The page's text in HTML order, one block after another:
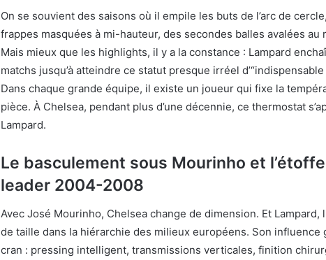
On se souvient des saisons où il empile les buts de l’arc de
frappes masquées à mi-hauteur, des secondes balles avalées au
Mais mieux que les highlights, il y a la constance : Lampard
matchs jusqu’à atteindre ce statut presque irréel d’“indispensable
Dans chaque grande équipe, il existe un joueur qui fixe la
pièce. À Chelsea, pendant plus d’une décennie, ce thermostat
Lampard.
Le basculement sous Mourinho et l’étoffe
leader 2004-2008
Avec José Mourinho, Chelsea change de dimension. Et Lampard,
de taille dans la hiérarchie des milieux européens. Son influence
cran : pressing intelligent, transmissions verticales, finition